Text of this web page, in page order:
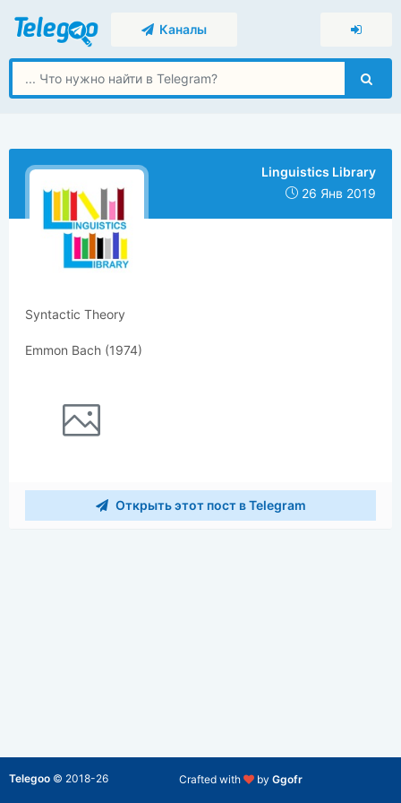
Каналы
Linguistics Library
26 Янв 2019
Syntactic Theory
Emmon Bach (1974)
Открыть этот пост в Telegram
Crafted with by Ggofr
Telegoo © 2018-26